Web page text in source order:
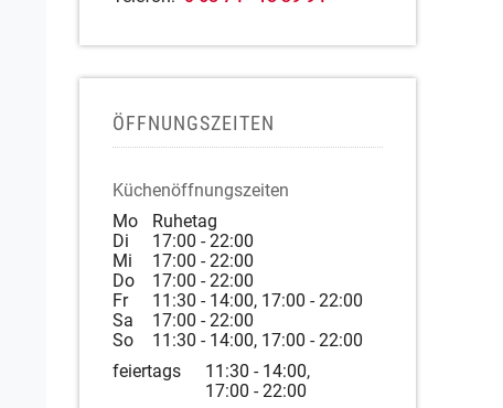
ÖFFNUNGSZEITEN
Küchenöffnungszeiten
Mo
Ruhetag
Di
17:00 - 22:00
Mi
17:00 - 22:00
Do
17:00 - 22:00
Fr
11:30 - 14:00, 17:00 - 22:00
Sa
17:00 - 22:00
So
11:30 - 14:00, 17:00 - 22:00
feiertags
11:30 - 14:00,
17:00 - 22:00